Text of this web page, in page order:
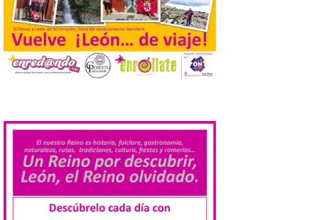
6 Ago 2026
La novena campaña
arqueológica centrará sus
trabajos en el estudio de la
organización urbana y la
excavación se complementará con
actividades de divulgación abiertas […]
El Mercado Medieval abre
sus puertas en La Bañeza
con más de 60 puestos y